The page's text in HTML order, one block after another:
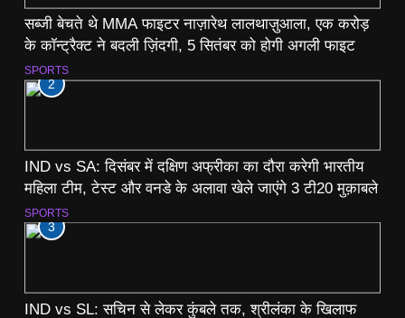
सब्जी बेचते थे MMA फाइटर नाज़ारेथ लालथाज़ुआला, एक करोड़
के कॉन्ट्रैक्ट ने बदली ज़िंदगी, 5 सितंबर को होगी अगली फाइट
SPORTS
2
IND vs SA: दिसंबर में दक्षिण अफ्रीका का दौरा करेगी भारतीय
महिला टीम, टेस्ट और वनडे के अलावा खेले जाएंगे 3 टी20 मुक़ाबले
SPORTS
3
IND vs SL: सचिन से लेकर कुंबले तक, श्रीलंका के खिलाफ